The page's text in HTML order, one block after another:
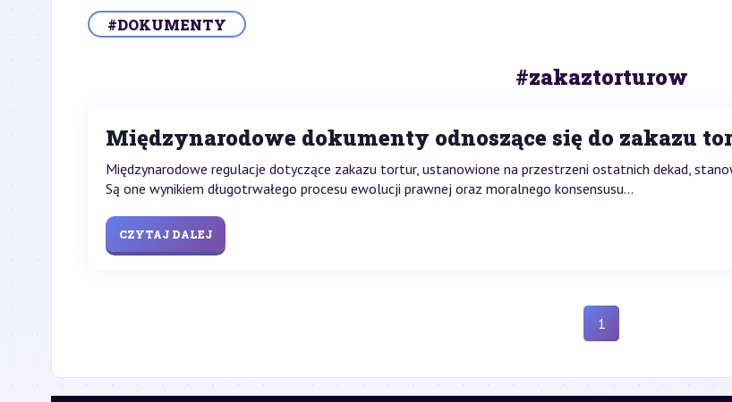
#DOKUMENTY
#zakaztorturow
Międzynarodowe dokumenty odnoszące się do zakazu
Międzynarodowe regulacje dotyczące zakazu tortur, ustanowione na przestrzeni ostatnich dekad,
Są one wynikiem długotrwałego procesu ewolucji prawnej oraz moralnego konsensusu...
CZYTAJ DALEJ
1